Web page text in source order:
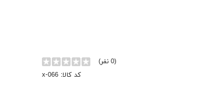
(0 نفر)
کد کالا: x-066